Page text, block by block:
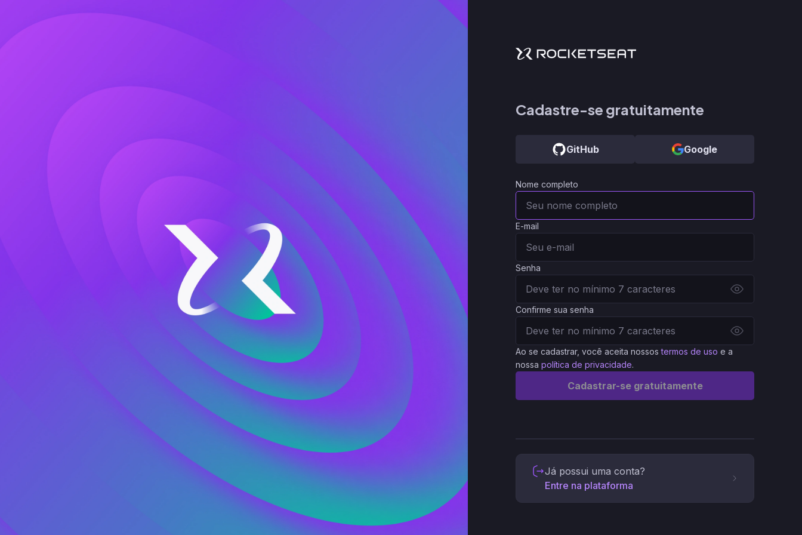
Cadastre-se gratuitamente
GitHub Google
Nome completo
E-mail
Senha
Confirme sua senha
Ao se cadastrar, você aceita nossos termos de uso e a
nossa política de privacidade.
Cadastrar-se gratuitamente
Já possui uma conta?
Entre na plataforma